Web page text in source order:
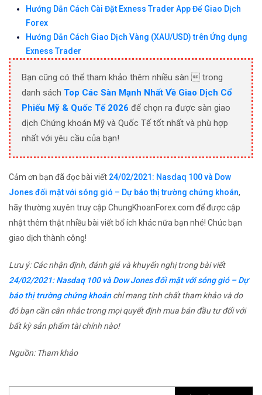
Hướng Dẫn Cách Cài Đặt Exness Trader App Để Giao Dịch
Forex
Hướng Dẫn Cách Giao Dịch Vàng (XAU/USD) trên Ứng dụng
Exness Trader
Bạn cũng có thể tham khảo thêm nhiều sàn  trong
danh sách Top Các Sàn Mạnh Nhất Về Giao Dịch Cổ
Phiếu Mỹ & Quốc Tế 2026 để chọn ra được sàn giao
dịch Chứng khoán Mỹ và Quốc Tế tốt nhất và phù hợp
nhất với yêu cầu của bạn!
Cảm ơn bạn đã đọc bài viết 24/02/2021: Nasdaq 100 và Dow
Jones đối mặt với sóng gió – Dự báo thị trường chứng khoán,
hãy thường xuyên truy cập ChungKhoanForex.com để được cập
nhật thêm thật nhiều bài viết bổ ích khác nữa bạn nhé! Chúc bạn
giao dịch thành công!
Lưu ý: Các nhận định, đánh giá và khuyến nghị trong bài viết
24/02/2021: Nasdaq 100 và Dow Jones đối mặt với sóng gió – Dự
báo thị trường chứng khoánchỉ mang tính chất tham khảo và do
đó bạn cần cân nhắc trong mọi quyết định mua bán đầu tư đối với
bất kỳ sản phẩm tài chính nào!
Nguồn: Tham khảo